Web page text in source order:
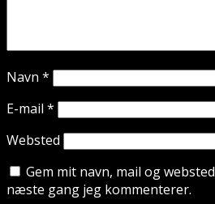
Navn *
E-mail *
Websted
Gem mit navn, mail og
næste gang jeg kommenterer.